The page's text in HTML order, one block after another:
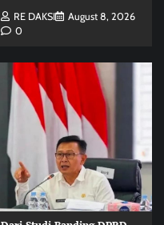
RE DAKSI
August 8, 2026
0